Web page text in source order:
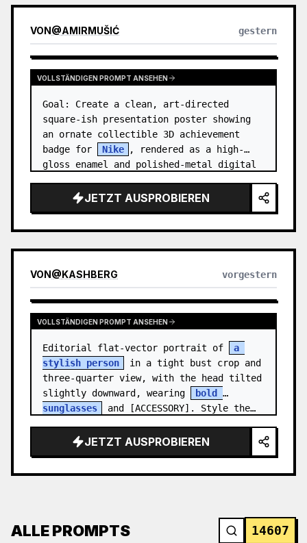
VON@AMIRMUŠIĆ gestern
VOLLSTÄNDIGEN PROMPT ANSEHEN
Goal: Create a clean, art-directed
square-ish presentation poster showing
an ornate collectible 3D achievement
badge for
Nike
, rendered as a high-
gloss enamel and polished-metal digital
Canvas: Wide 16:9 white stu…
JETZT AUSPROBIEREN
VON@KASHBERG vorgestern
VOLLSTÄNDIGEN PROMPT ANSEHEN
Editorial flat-vector portrait of
a
stylish person
in a tight bust crop and
three-quarter view, with the head tilted
slightly downward, wearing
bold
sunglasses
and [ACCESSORY]. Style the…
JETZT AUSPROBIEREN
ALLE PROMPTS 14607